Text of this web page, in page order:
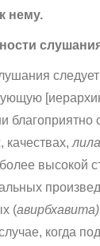
нему.
благоприятно
высокой
(авирбхавита)
когда